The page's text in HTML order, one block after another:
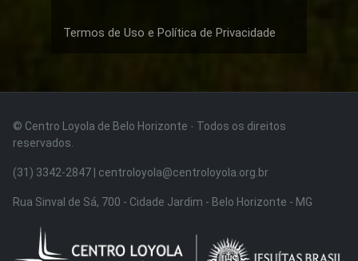
Termos de Uso e Política de Privacidade
© Centro Loyola de Belo Horizonte · Todos os direitos
reservados.
(31) 3342-2847 | centroloyola@centroloyola.org.br
Rua Sinval de Sá, 700 - Cidade Jardim - Belo Horizonte - MG